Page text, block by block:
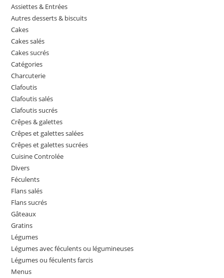
Assiettes & Entrées
Autres desserts & biscuits
Cakes
Cakes salés
Cakes sucrés
Catégories
Charcuterie
Clafoutis
Clafoutis salés
Clafoutis sucrés
Crêpes & galettes
Crêpes et galettes salées
Crêpes et galettes sucrées
Cuisine Controlée
Divers
Féculents
Flans salés
Flans sucrés
Gâteaux
Gratins
Légumes
Légumes avec féculents ou légumineuses
Légumes ou féculents farcis
Menus